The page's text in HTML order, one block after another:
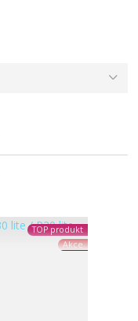
TOP produkt
Akce